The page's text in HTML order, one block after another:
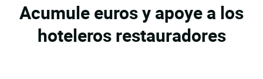
Acumule euros y apoye a los
hoteleros restauradores